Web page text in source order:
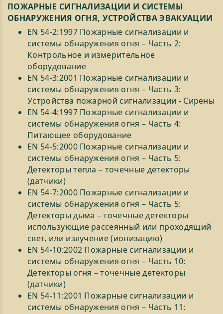
ПОЖАРНЫЕ СИГНАЛИЗАЦИИ И СИСТЕМЫ
ОБНАРУЖЕНИЯ ОГНЯ, УСТРОЙСТВА ЭВАКУАЦИИ
EN 54-2:1997 Пожарные сигнализации и
системы обнаружения огня – Часть 2:
Контрольное и измерительное
оборудование
EN 54-3:2001 Пожарные сигнализации и
системы обнаружения огня – Часть 3:
Устройства пожарной сигнализации - Сирены
EN 54-4:1997 Пожарные сигнализации и
системы обнаружения огня – Часть 4:
Питающее оборудование
EN 54-5:2000 Пожарные сигнализации и
системы обнаружения огня – Часть 5:
Детекторы тепла – точечные детекторы
(датчики)
EN 54-7:2000 Пожарные сигнализации и
системы обнаружения огня – Часть 5:
Детекторы дыма – точечные детекторы
использующие рассеянный или проходящий
свет, или излучение (ионизацию)
EN 54-10:2002 Пожарные сигнализации и
системы обнаружения огня – Часть 10:
Детекторы огня – точечные детекторы
(датчики)
EN 54-11:2001 Пожарные сигнализации и
системы обнаружения огня – Часть 11: